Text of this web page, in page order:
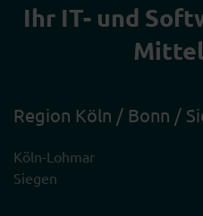
Ihr IT- und
Region Köln / Bonn /
Köln-Lohmar
Siegen